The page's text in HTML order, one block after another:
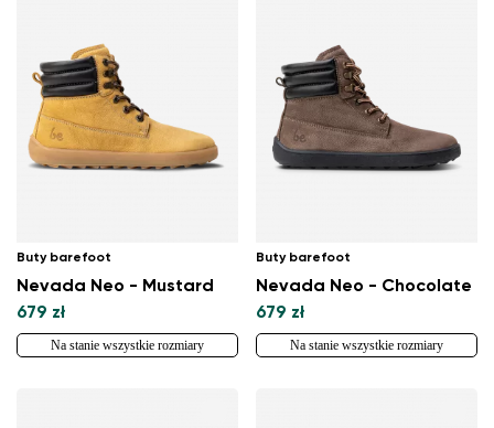
Buty barefoot
Nevada Neo - Mustard
679 zł
Na stanie wszystkie rozmiary
Buty barefoot
Nevada Neo - Chocolate
679 zł
Na stanie wszystkie rozmiary